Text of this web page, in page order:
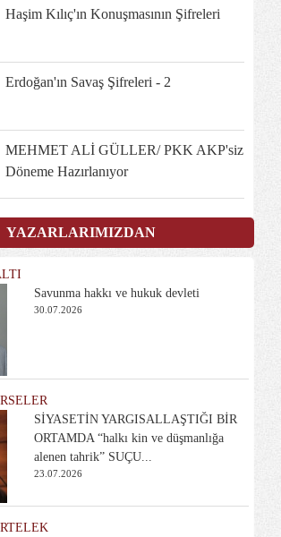
Haşim Kılıç'ın Konuşmasının Şifreleri
Erdoğan'ın Savaş Şifreleri - 2
MEHMET ALİ GÜLLER/ PKK AKP'siz
Döneme Hazırlanıyor
YAZARLARIMIZDAN
Savunma hakkı ve hukuk devleti
30.07.2026
SİYASETİN YARGISALLAŞTIĞI BİR
ORTAMDA “halkı kin ve düşmanlığa
alenen tahrik” SUÇU...
23.07.2026